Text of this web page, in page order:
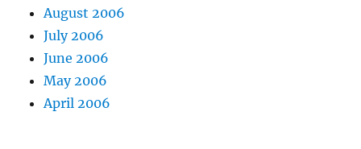
August 2006
July 2006
June 2006
May 2006
April 2006